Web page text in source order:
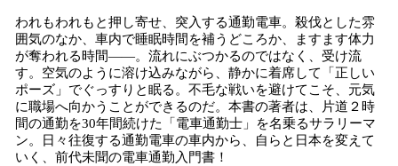
われもわれもと押し寄せ、突入する通勤電車。殺伐とした雰
囲気のなか、車内で睡眠時間を補うどころか、ますます体力
が奪われる時間――。流れにぶつかるのではなく、受け流
す。空気のように溶け込みながら、静かに着席して「正しい
ポーズ」でぐっすりと眠る。不毛な戦いを避けてこそ、元気
に職場へ向かうことができるのだ。本書の著者は、片道２時
間の通勤を30年間続けた「電車通勤士」を名乗るサラリーマ
ン。日々往復する通勤電車の車内から、自らと日本を変えて
いく、前代未聞の電車通勤入門書！